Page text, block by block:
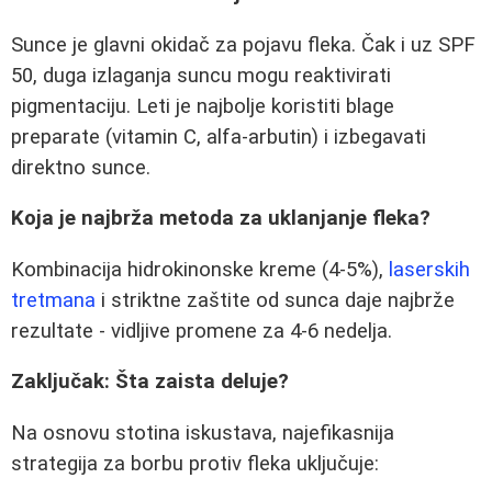
Sunce je glavni okidač za pojavu fleka. Čak i uz SPF
50, duga izlaganja suncu mogu reaktivirati
pigmentaciju. Leti je najbolje koristiti blage
preparate (vitamin C, alfa-arbutin) i izbegavati
direktno sunce.
Koja je najbrža metoda za uklanjanje fleka?
Kombinacija hidrokinonske kreme (4-5%), laserskih
tretmana i striktne zaštite od sunca daje najbrže
rezultate - vidljive promene za 4-6 nedelja.
Zaključak: Šta zaista deluje?
Na osnovu stotina iskustava, najefikasnija
strategija za borbu protiv fleka uključuje: